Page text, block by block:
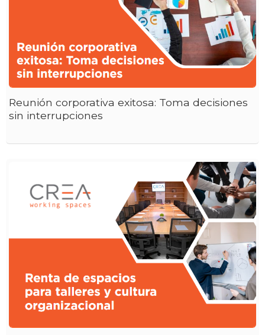
Reunión corporativa exitosa: Toma decisiones
sin interrupciones